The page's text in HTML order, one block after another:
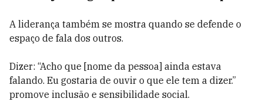
A liderança também se mostra quando se defende o
espaço de fala dos outros.
Dizer: “Acho que [nome da pessoa] ainda estava
falando. Eu gostaria de ouvir o que ele tem a dizer.”
promove inclusão e sensibilidade social.